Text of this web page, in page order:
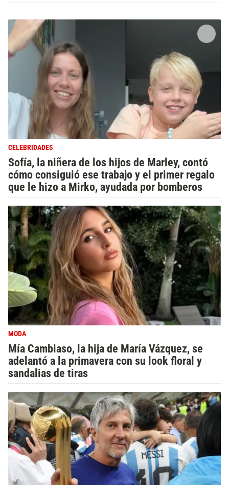
CELEBRIDADES
Sofía, la niñera de los hijos de Marley, contó
cómo consiguió ese trabajo y el primer regalo
que le hizo a Mirko, ayudada por bomberos
MODA
Mía Cambiaso, la hija de María Vázquez, se
adelantó a la primavera con su look floral y
sandalias de tiras